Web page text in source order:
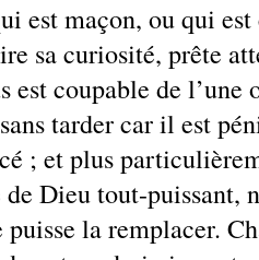
est maçon, ou qui
sa curiosité, prête
est coupable de l’une
tarder car il est
; et plus
Dieu tout-puissant,
la remplacer.